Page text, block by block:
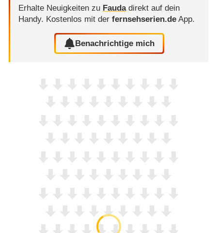
Erhalte Neuigkeiten zu Faudadirekt auf dein
Handy. Kostenlos mit der fernsehserien.deApp.
Benachrichtige mich